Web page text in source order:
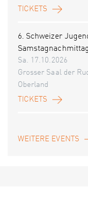
TICKETS
6. Schweizer
Sa. 17.10.2026
Grosser Saal der
Oberland
TICKETS
WEITERE EVENTS